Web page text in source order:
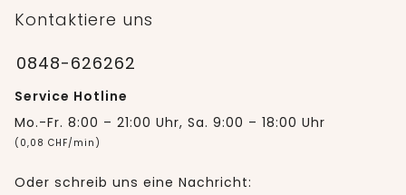
Kontaktiere uns
0848-626262
Service Hotline
Mo.-Fr. 8:00 – 21:00 Uhr, Sa. 9:00 – 18:00 Uhr
(0,08 CHF/min)
Oder schreib uns eine Nachricht: